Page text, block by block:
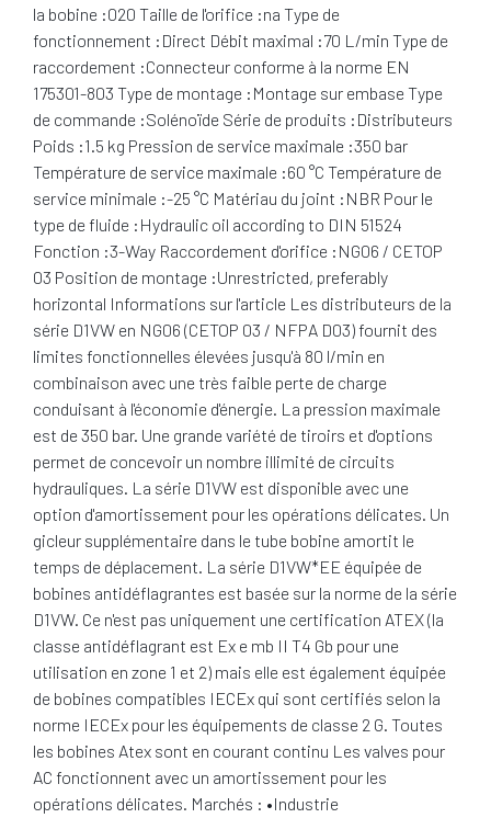
la bobine :020 Taille de l'orifice :na Type de
fonctionnement :Direct Débit maximal :70 L/min Type de
raccordement :Connecteur conforme à la norme EN
175301-803 Type de montage :Montage sur embase Type
de commande :Solénoïde Série de produits :Distributeurs
Poids :1.5 kg Pression de service maximale :350 bar
Température de service maximale :60 °C Température de
service minimale :-25 °C Matériau du joint :NBR Pour le
type de fluide :Hydraulic oil according to DIN 51524
Fonction :3-Way Raccordement d'orifice :NG06 / CETOP
03 Position de montage :Unrestricted, preferably
horizontal Informations sur l'article Les distributeurs de la
série D1VW en NG06 (CETOP 03 / NFPA D03) fournit des
limites fonctionnelles élevées jusqu'à 80 l/min en
combinaison avec une très faible perte de charge
conduisant à l'économie d'énergie. La pression maximale
est de 350 bar. Une grande variété de tiroirs et d'options
permet de concevoir un nombre illimité de circuits
hydrauliques. La série D1VW est disponible avec une
option d'amortissement pour les opérations délicates. Un
gicleur supplémentaire dans le tube bobine amortit le
temps de déplacement. La série D1VW*EE équipée de
bobines antidéflagrantes est basée sur la norme de la série
D1VW. Ce n'est pas uniquement une certification ATEX (la
classe antidéflagrant est Ex e mb II T4 Gb pour une
utilisation en zone 1 et 2) mais elle est également équipée
de bobines compatibles IECEx qui sont certifiés selon la
norme IECEx pour les équipements de classe 2 G. Toutes
les bobines Atex sont en courant continu Les valves pour
AC fonctionnent avec un amortissement pour les
opérations délicates. Marchés : •Industrie